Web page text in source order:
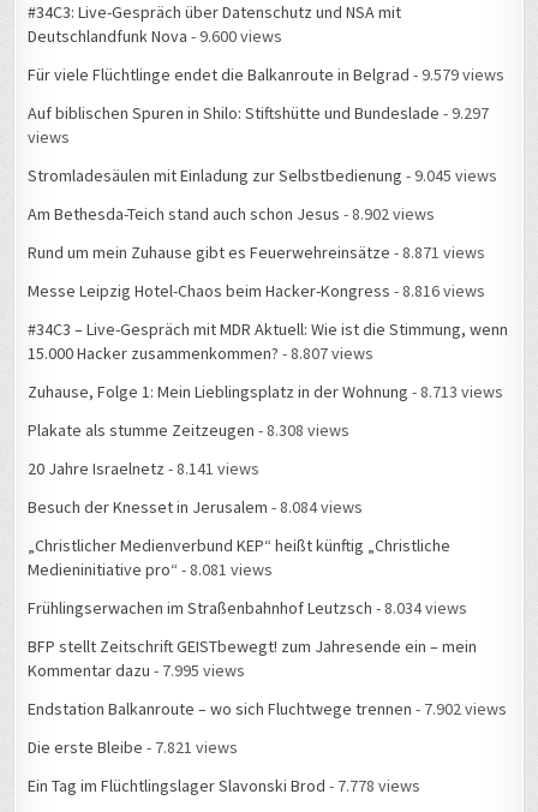
#34C3: Live-Gespräch über Datenschutz und NSA mit
Deutschlandfunk Nova - 9.600 views
Für viele Flüchtlinge endet die Balkanroute in Belgrad - 9.579 views
Auf biblischen Spuren in Shilo: Stiftshütte und Bundeslade - 9.297
views
Stromladesäulen mit Einladung zur Selbstbedienung - 9.045 views
Am Bethesda-Teich stand auch schon Jesus - 8.902 views
Rund um mein Zuhause gibt es Feuerwehreinsätze - 8.871 views
Messe Leipzig Hotel-Chaos beim Hacker-Kongress - 8.816 views
#34C3 – Live-Gespräch mit MDR Aktuell: Wie ist die Stimmung, wenn
15.000 Hacker zusammenkommen? - 8.807 views
Zuhause, Folge 1: Mein Lieblingsplatz in der Wohnung - 8.713 views
Plakate als stumme Zeitzeugen - 8.308 views
20 Jahre Israelnetz - 8.141 views
Besuch der Knesset in Jerusalem - 8.084 views
„Christlicher Medienverbund KEP“ heißt künftig „Christliche
Medieninitiative pro“ - 8.081 views
Frühlingserwachen im Straßenbahnhof Leutzsch - 8.034 views
BFP stellt Zeitschrift GEISTbewegt! zum Jahresende ein – mein
Kommentar dazu - 7.995 views
Endstation Balkanroute – wo sich Fluchtwege trennen - 7.902 views
Die erste Bleibe - 7.821 views
Ein Tag im Flüchtlingslager Slavonski Brod - 7.778 views